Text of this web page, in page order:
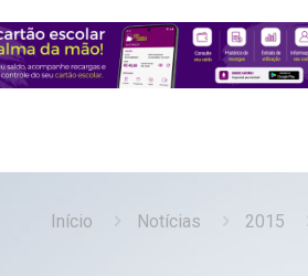
Início Notícias 2015